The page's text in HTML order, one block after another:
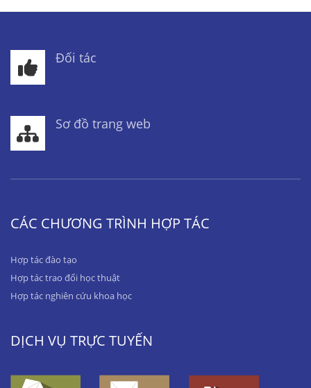
Đối tác
Sơ đồ trang web
CÁC CHƯƠNG TRÌNH HỢP TÁC
Hợp tác đào tạo
Hợp tác trao đổi học thuật
Hợp tác nghiên cứu khoa học
DỊCH VỤ TRỰC TUYẾN